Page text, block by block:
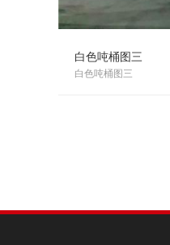
白色吨桶图三
白色吨桶图三